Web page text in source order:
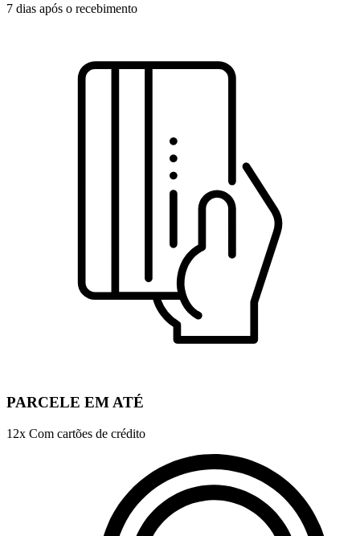
7 dias após o recebimento
PARCELE EM ATÉ
12x Com cartões de crédito